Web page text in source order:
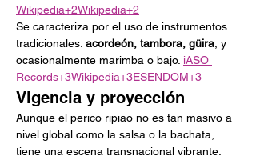
Wikipedia+2Wikipedia+2
Se caracteriza por el uso de instrumentos
tradicionales: acordeón, tambora, güira , y
ocasionalmente marimba o bajo. iASO
Records+3Wikipedia+3ESENDOM+3
Vigencia y proyección
Aunque el perico ripiao no es tan masivo a
nivel global como la salsa o la bachata,
tiene una escena transnacional vibrante.